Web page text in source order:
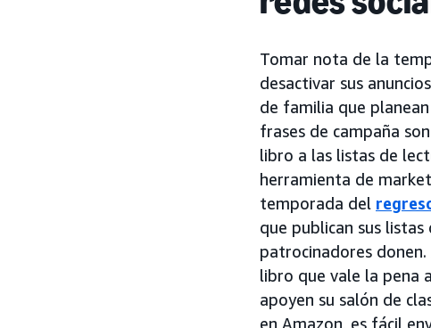
Tomar nota de la
desactivar sus
de familia que
frases de campaña son
libro a las listas de
herramienta de
temporada del
que publican sus
patrocinadores
libro que vale la pena
apoyen su salón de
en Amazon, es fácil